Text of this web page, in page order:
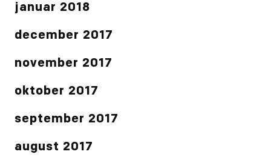
januar 2018
december 2017
november 2017
oktober 2017
september 2017
august 2017